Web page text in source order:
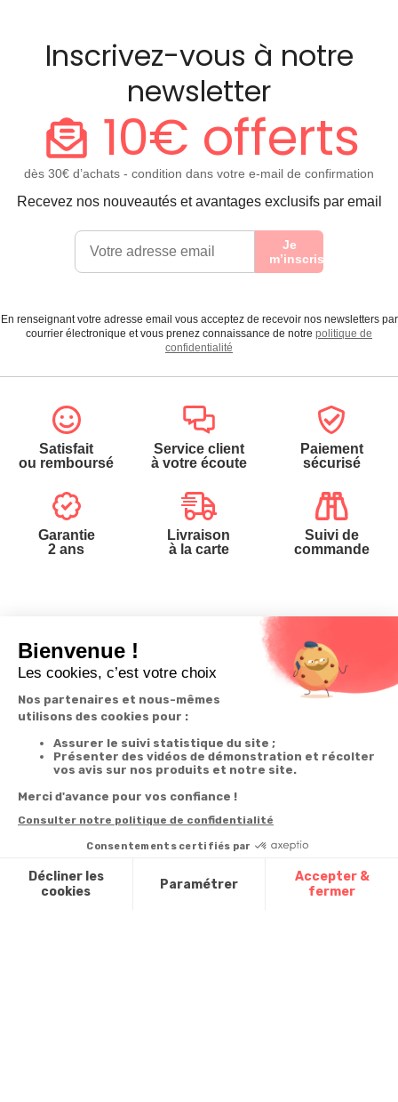
Inscrivez-vous à notre
newsletter
10€ offerts
dès 30€ d’achats - condition dans votre e-mail de confirmation
Recevez nos nouveautés et avantages exclusifs par email
Je
m’inscris
En renseignant votre adresse email vous acceptez de recevoir nos newsletters par
courrier électronique et vous prenez connaissance de notre politique de
confidentialité
Satisfait
ou remboursé
Service client
à votre écoute
Paiement
sécurisé
Garantie
2 ans
Livraison
à la carte
Suivi de
commande
Votre
commande
commande
Paiement facilité
Satisfait ou
ou échange
Codes
produits chimiques
Informations
Besoin d'aide
Abonnement à la
newsletter
Désabonnement à
la newsletter
Contact
partir du catalogue
Questions
Contactez-nous
Téléphone
: 0900-
50005
0.50€/
et le dimanche
nous
Par courrier
Confort et